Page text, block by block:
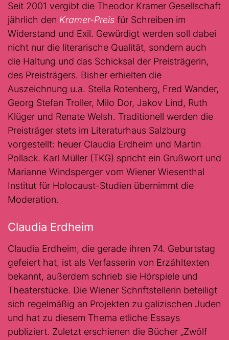
Seit 2001 vergibt die Theodor Kramer Gesellschaft
jährlich den Kramer-Preis für Schreiben im
Widerstand und Exil. Gewürdigt werden soll dabei
nicht nur die literarische Qualität, sondern auch
die Haltung und das Schicksal der Preisträgerin,
des Preisträgers. Bisher erhielten die
Auszeichnung u.a. Stella Rotenberg, Fred Wander,
Georg Stefan Troller, Milo Dor, Jakov Lind, Ruth
Klüger und Renate Welsh. Traditionell werden die
Preisträger stets im Literaturhaus Salzburg
vorgestellt: heuer Claudia Erdheim und Martin
Pollack. Karl Müller (TKG) spricht ein Grußwort und
Marianne Windsperger vom Wiener Wiesenthal
Institut für Holocaust-Studien übernimmt die
Moderation.
Claudia Erdheim
Claudia Erdheim, die gerade ihren 74. Geburtstag
gefeiert hat, ist als Verfasserin von Erzähltexten
bekannt, außerdem schrieb sie Hörspiele und
Theaterstücke. Die Wiener Schriftstellerin beteiligt
sich regelmäßig an Projekten zu galizischen Juden
und hat zu diesem Thema etliche Essays
publiziert. Zuletzt erschienen die Bücher „Zwölf